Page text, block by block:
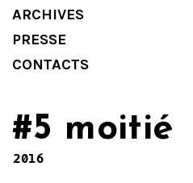
ARCHIVES
PRESSE
CONTACTS
#5 moitié
2016